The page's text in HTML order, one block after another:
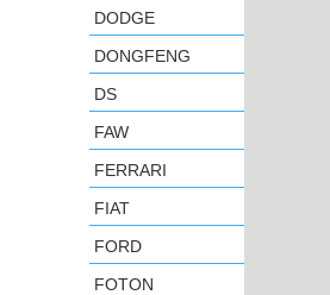
DODGE
DONGFENG
DS
FAW
FERRARI
FIAT
FORD
FOTON